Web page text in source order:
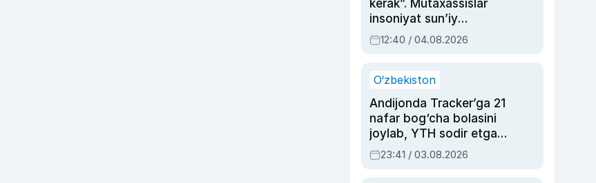
kerak”. Mutaxassislar
insoniyat sun’iy
intellektni boshqara
olmay qolishidan xavotir
12:40 / 04.08.2026
O‘zbekiston
Andijonda Tracker’ga 21
nafar bog‘cha bolasini
joylab, YTH sodir etgan
ayolga sud hukmi o‘qildi
23:41 / 03.08.2026